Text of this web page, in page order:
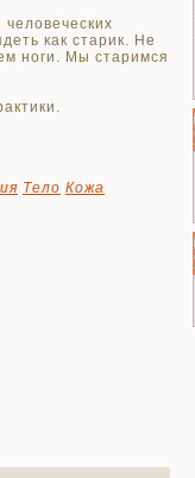
как старик. Не
ноги. Мы старимся
Тело Кожа